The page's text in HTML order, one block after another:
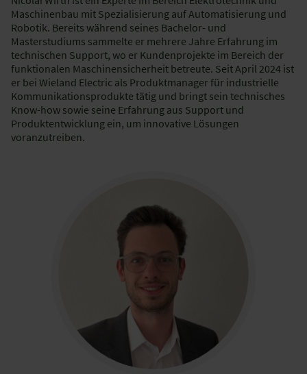
Maschinenbau mit Spezialisierung auf Automatisierung und
Robotik. Bereits während seines Bachelor- und
Masterstudiums sammelte er mehrere Jahre Erfahrung im
technischen Support, wo er Kundenprojekte im Bereich der
funktionalen Maschinensicherheit betreute. Seit April 2024 ist
er bei Wieland Electric als Produktmanager für industrielle
Kommunikationsprodukte tätig und bringt sein technisches
Know-how sowie seine Erfahrung aus Support und
Produktentwicklung ein, um innovative Lösungen
voranzutreiben.